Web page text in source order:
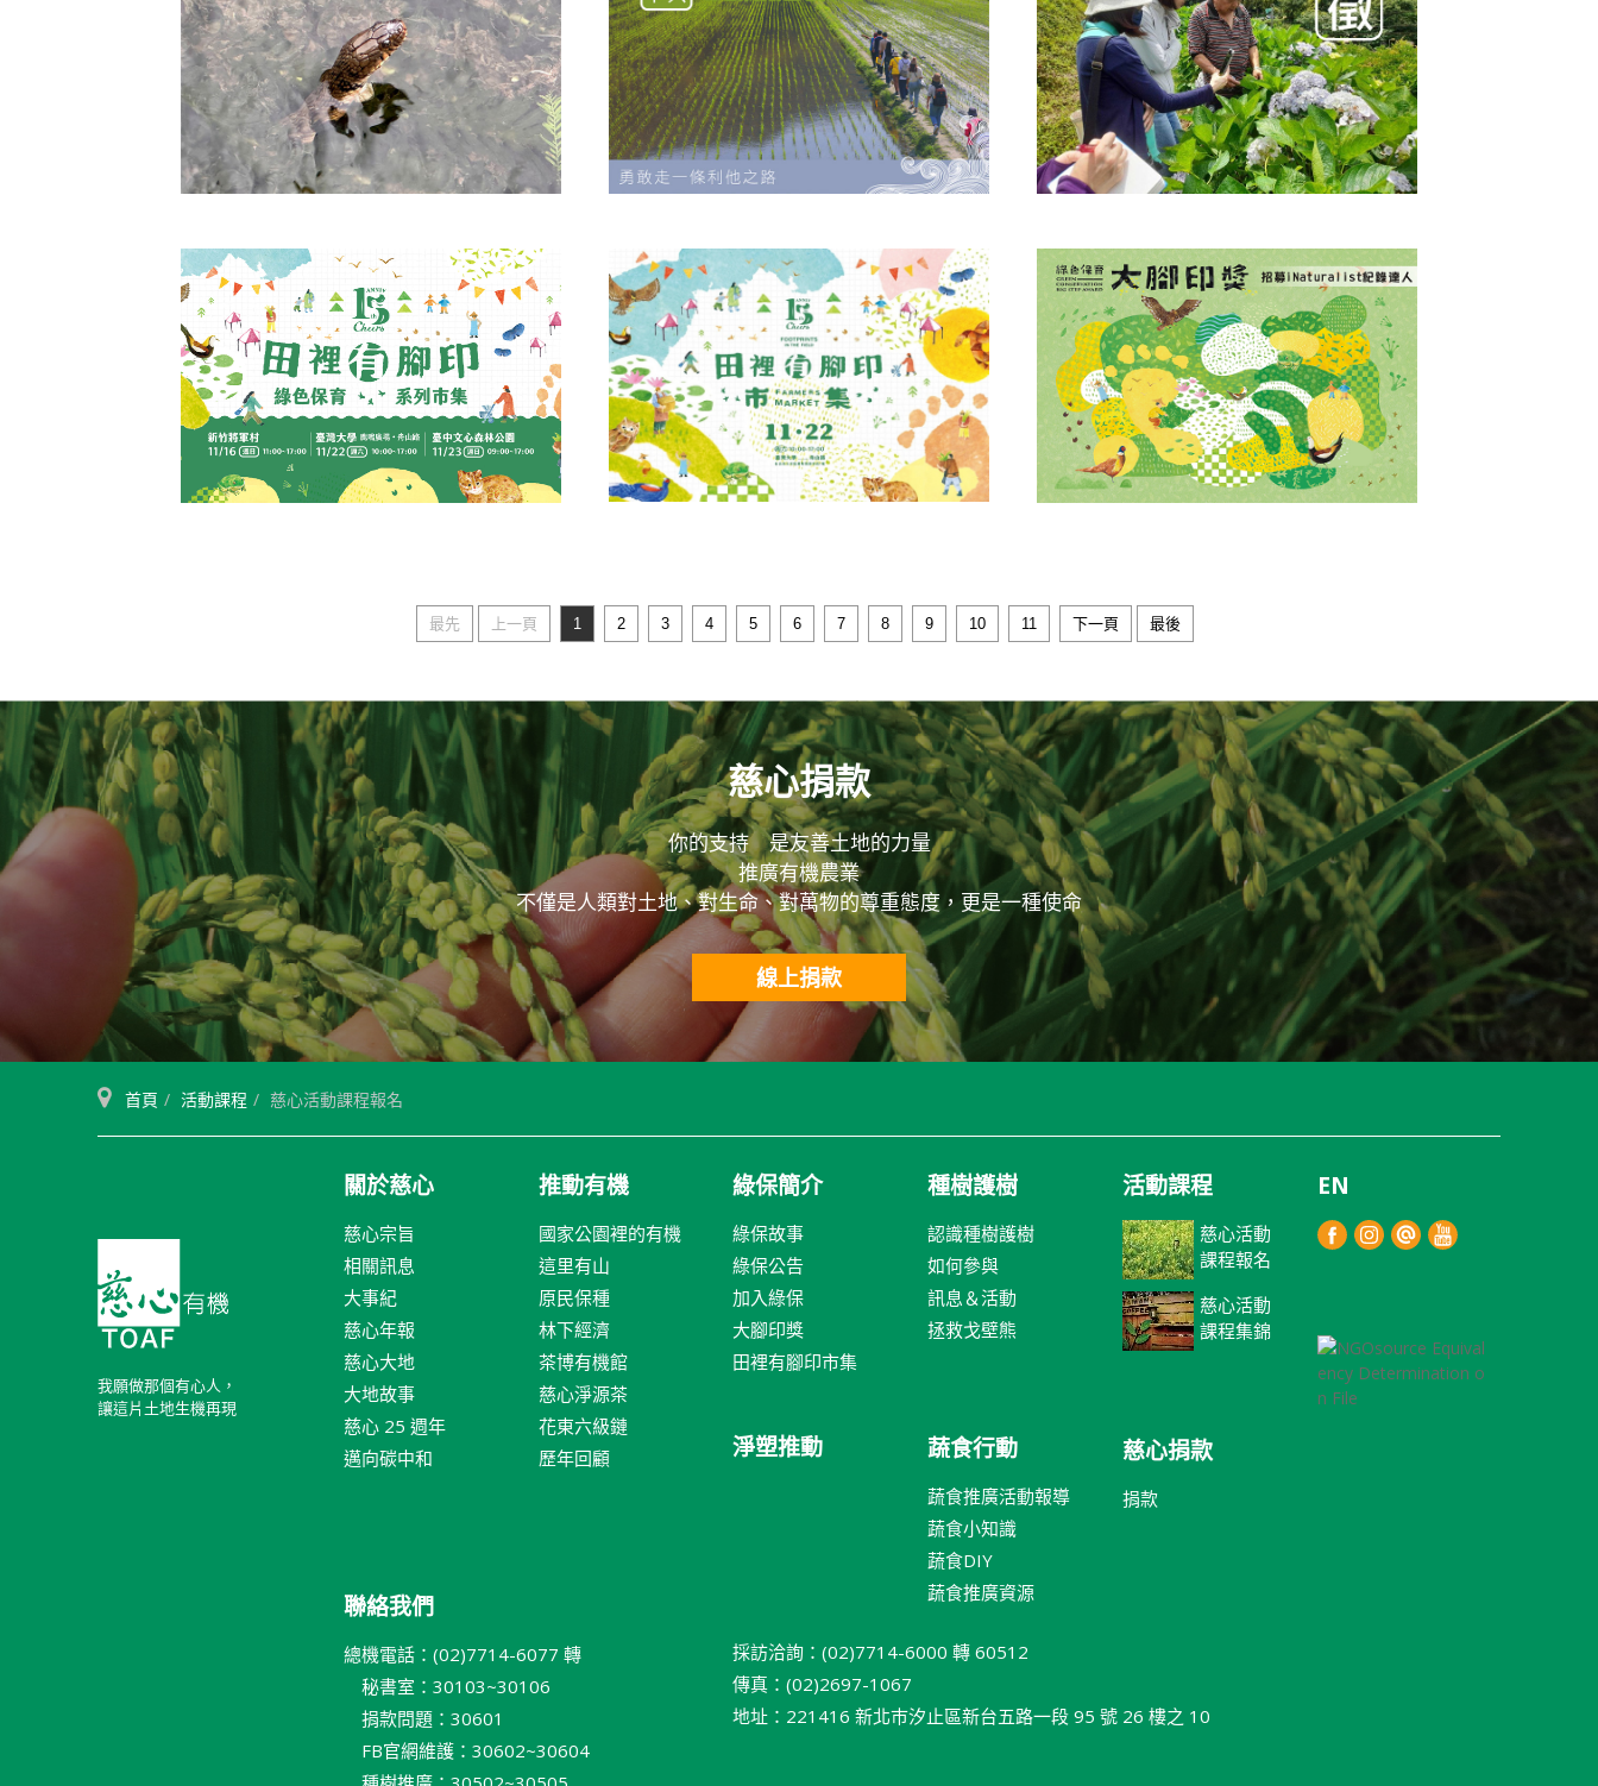
館】邀請全臺有機茶農共同推廣、行銷、展售
有機茶活動開跑囉！...... 閱讀更多
赤腹游蛇為臺灣農田濕地生態系中重要指標物
種，近年因棲地消失、環境變遷等因素，全臺
數量明顯下降，農業部...... 閱讀更多
115年度赤腹游蛇生態服務給付即將開放申
請。為協助有意願參與之農民與相關單位了解
今年度申請規範、修正...... 閱讀更多
平鎮場
你家的農地、埤塘、溝渠或水田附近，曾經看
過肚子紅紅的蛇嗎？為推動友善農業與濕地棲
地保育，農業部林業及......
閱讀更多
(嘉義)
慈心基金會致力以友善、有機的農業方式，找
回大地山川河流的蓬勃生氣，讓生長其中的生
命都能夠各得其所，共......
閱讀更多
作輔導專案人員
慈心基金會致力以友善、有機友善的方式，找
回大地山川河流的蓬勃生氣，讓生長其中的生
命都能各得其所、共存...... 閱讀更多
為歡慶推動綠色保育標章 15 週年，慈心於新
竹、臺大、臺中舉辦「田裡有腳印」綠色保育
綠保標章15週年，大腳印獎頒獎X田裡有腳印
市集，臺大舟山路登場！好逛、好吃、好玩，
農友們您是不是已經在綠保田拍下許多鳥兒、
昆蟲、植物的身影？現在，就是展現「生態觀
最先 上一頁 1 2 3 4 5 6 7 8 9 10 11 下一頁 最後
慈心捐款
你的支持 是友善土地的力量
推廣有機農業
不僅是人類對土地、對生命、對萬物的尊重態度，更是一種使命
線上捐款
首頁 活動課程 慈心活動課程報名
我願做那個有心人，
讓這片土地生機再現
關於慈心
慈心宗旨
相關訊息
大事紀
慈心年報
慈心大地
大地故事
慈心 25 週年
邁向碳中和
聯絡我們
總機電話：(02)7714-6077 轉
秘書室：30103~30106
捐款問題：30601
FB官網維護：30602~30604
推動有機
國家公園裡的有機
這里有山
原民保種
林下經濟
茶博有機館
慈心淨源茶
花東六級鏈
歷年回顧
綠保簡介
綠保故事
綠保公告
加入綠保
大腳印獎
田裡有腳印市集
淨塑推動
採訪洽詢：(02)7714-6000 轉 60512
傳真：(02)2697-1067
地址：221416 新北巿汐止區新台五路一段 95 號 26 樓之 10
種樹護樹
認識種樹護樹
如何參與
訊息＆活動
拯救戈壁熊
蔬食行動
蔬食推廣活動報導
蔬食小知識
蔬食DIY
蔬食推廣資源
活動課程
慈心活動
課程報名
慈心活動
課程集錦
慈心捐款
捐款
EN